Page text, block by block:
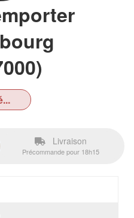
Livraison
Précommande pour 18h15